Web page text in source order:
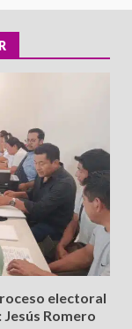
electoral
Romero